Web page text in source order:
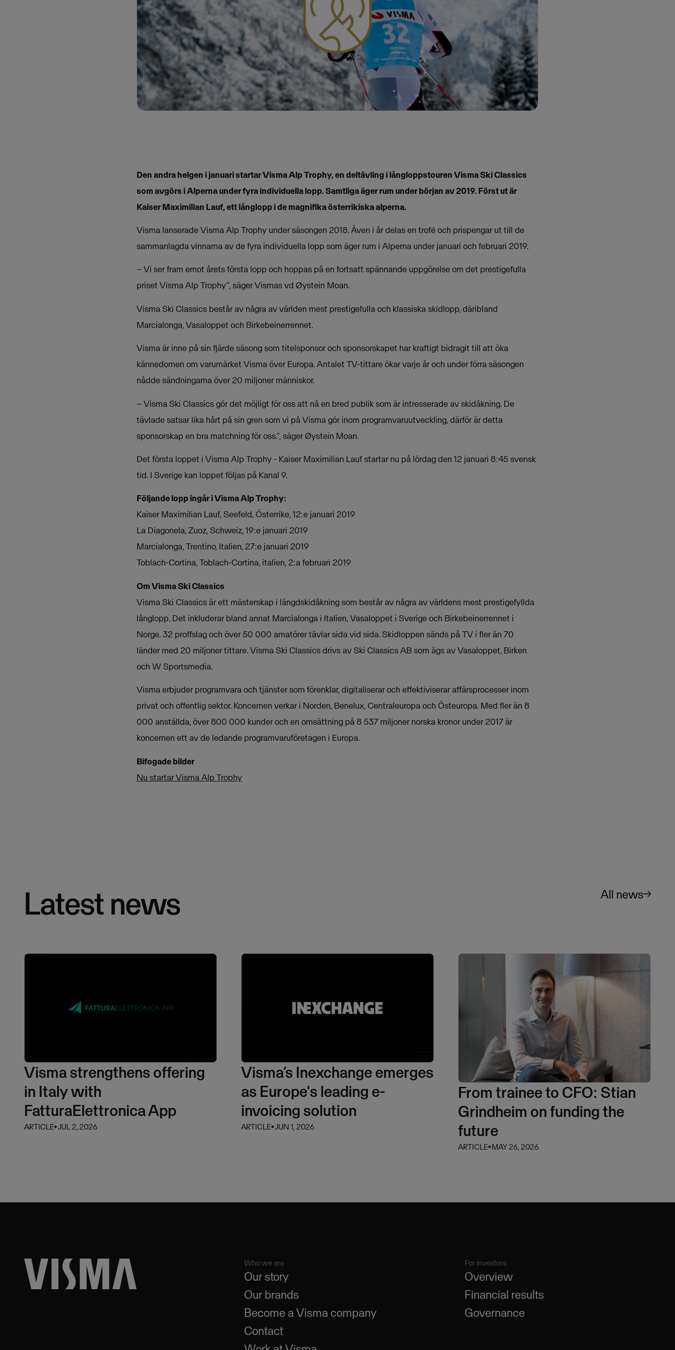
Den andra helgen i januari startar Visma Alp Trophy, en deltävling i långloppstouren Visma Ski Classics
som avgörs i Alperna under fyra individuella lopp. Samtliga äger rum under början av 2019. Först ut är
Kaiser Maximilian Lauf, ett långlopp i de magnifika österrikiska alperna.
Visma lanserade Visma Alp Trophy under säsongen 2018. Även i år delas en trofé och prispengar ut till de
sammanlagda vinnarna av de fyra individuella lopp som äger rum i Alperna under januari och februari 2019.
– Vi ser fram emot årets första lopp och hoppas på en fortsatt spännande uppgörelse om det prestigefulla
priset Visma Alp Trophy”, säger Vismas vd Øystein Moan.
Visma Ski Classics består av några av världen mest prestigefulla och klassiska skidlopp, däribland
Marcialonga, Vasaloppet och Birkebeinerrennet.
Visma är inne på sin fjärde säsong som titelsponsor och sponsorskapet har kraftigt bidragit till att öka
kännedomen om varumärket Visma över Europa. Antalet TV-tittare ökar varje år och under förra säsongen
nådde sändningarna över 20 miljoner människor.
– Visma Ski Classics gör det möjligt för oss att nå en bred publik som är intresserade av skidåkning. De
tävlade satsar lika hårt på sin gren som vi på Visma gör inom programvaruutveckling, därför är detta
sponsorskap en bra matchning för oss.”, säger Øystein Moan.
Det första loppet i Visma Alp Trophy - Kaiser Maximilian Lauf startar nu på lördag den 12 januari 8:45 svensk
tid. I Sverige kan loppet följas på Kanal 9.
Följande lopp ingår i Visma Alp Trophy:
Kaiser Maximilian Lauf, Seefeld, Österrike, 12:e januari 2019
La Diagonela, Zuoz, Schweiz, 19:e januari 2019
Marcialonga, Trentino, Italien, 27:e januari 2019
Toblach-Cortina, Toblach-Cortina, italien, 2:a februari 2019
Om Visma Ski Classics
Visma Ski Classics är ett mästerskap i längdskidåkning som består av några av världens mest prestigefyllda
långlopp. Det inkluderar bland annat Marcialonga i Italien, Vasaloppet i Sverige och Birkebeinerrennet i
Norge. 32 proffslag och över 50 000 amatörer tävlar sida vid sida. Skidloppen sänds på TV i fler än 70
länder med 20 miljoner tittare. Visma Ski Classics drivs av Ski Classics AB som ägs av Vasaloppet, Birken
och W Sportsmedia.
Visma erbjuder programvara och tjänster som förenklar, digitaliserar och effektiviserar affärsprocesser inom
privat och offentlig sektor. Koncernen verkar i Norden, Benelux, Centraleuropa och Östeuropa. Med fler än 8
000 anställda, över 800 000 kunder och en omsättning på 8 537 miljoner norska kronor under 2017 är
koncernen ett av de ledande programvaruföretagen i Europa.
Bifogade bilder
Nu startar Visma Alp Trophy
Latest news All news
Visma strengthens offering
in Italy with
FatturaElettronica App
ARTICLE⏵JUL 2, 2026
Visma’s Inexchange emerges
as Europe's leading e-
invoicing solution
ARTICLE⏵JUN 1, 2026
From trainee to CFO: Stian
Grindheim on funding the
future
ARTICLE⏵MAY 26, 2026
Who we are
Our story
Our brands
Become a Visma company
Contact
For investors
Overview
Financial results
Governance